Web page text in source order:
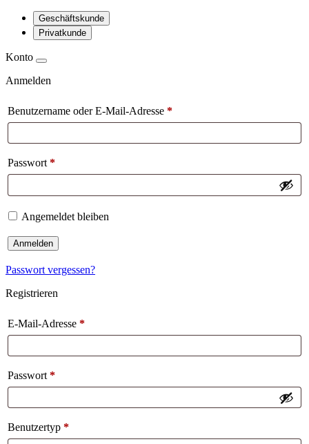
Geschäftskunde
Privatkunde
Konto
Anmelden
Benutzername oder E-Mail-Adresse *
Passwort *
Angemeldet bleiben
Anmelden
Passwort vergessen?
Registrieren
E-Mail-Adresse *
Passwort *
Benutzertyp *